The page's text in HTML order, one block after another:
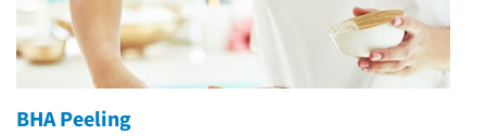
BHA Peeling